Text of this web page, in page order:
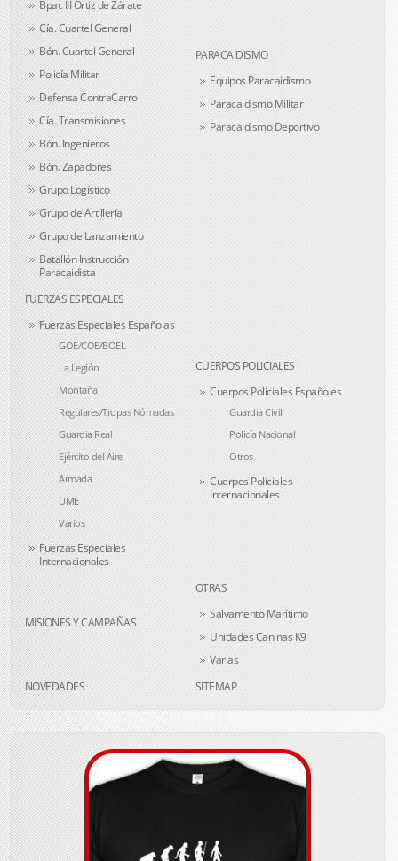
Bpac III Ortiz de Zárate
Cía. Cuartel General
Bón. Cuartel General
Policía Militar
Defensa ContraCarro
Cía. Transmisiones
Bón. Ingenieros
Bón. Zapadores
Grupo Logístico
Grupo de Artillería
Grupo de Lanzamiento
Batallón Instrucción
Paracaidista
PARACAIDISMO
Equipos Paracaidismo
Paracaidismo Militar
Paracaidismo Deportivo
FUERZAS ESPECIALES
Fuerzas Especiales Españolas
GOE/COE/BOEL
La Legión
Montaña
Regulares/Tropas Nómadas
Guardia Real
Ejército del Aire
Armada
UME
Varios
Fuerzas Especiales
Internacionales
CUERPOS POLICIALES
Cuerpos Policiales Españoles
Guardia Civil
Policía Nacional
Otros
Cuerpos Policiales
Internacionales
MISIONES Y CAMPAÑAS
OTRAS
Salvamento Marítimo
Unidades Caninas K9
Varias
NOVEDADES
SITEMAP